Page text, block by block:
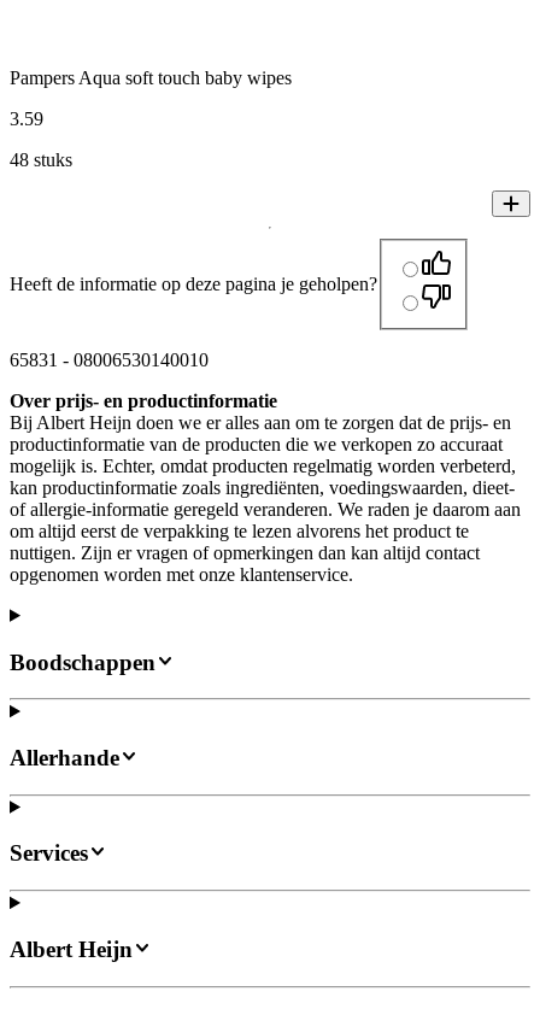
Pampers Aqua soft touch baby wipes
3.59
48 stuks
Heeft de informatie op deze pagina je geholpen?
65831 - 08006530140010
Over prijs- en productinformatie
Bij Albert Heijn doen we er alles aan om te zorgen dat de prijs- en
productinformatie van de producten die we verkopen zo accuraat
mogelijk is. Echter, omdat producten regelmatig worden verbeterd,
kan productinformatie zoals ingrediënten, voedingswaarden, dieet-
of allergie-informatie geregeld veranderen. We raden je daarom aan
om altijd eerst de verpakking te lezen alvorens het product te
nuttigen. Zijn er vragen of opmerkingen dan kan altijd contact
opgenomen worden met onze klantenservice.
Boodschappen
Allerhande
Services
Albert Heijn